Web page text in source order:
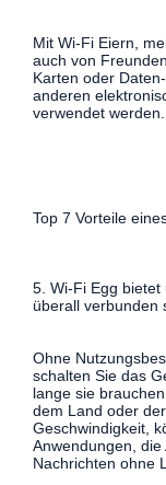
Mit Wi-Fi Eiern,
auch von
Karten oder
anderen
verwendet werden.
Top 7 Vorteile
5. Wi-Fi Egg
überall verbunden
Ohne
schalten Sie das
lange sie
dem Land oder
Geschwindigkeit,
Anwendungen,
Nachrichten ohne